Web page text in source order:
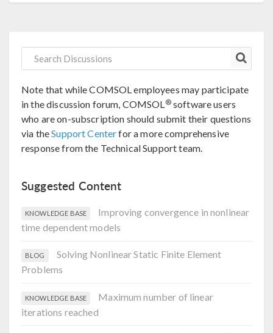
Note that while COMSOL employees may participate
in the discussion forum, COMSOL®software users
who are on-subscription should submit their questions
via theSupport Centerfor a more comprehensive
response from the Technical Support team.
Suggested Content
KNOWLEDGE BASE
Improving convergence in nonlinear
time dependent models
BLOG
Solving Nonlinear Static Finite Element
Problems
KNOWLEDGE BASE
Maximum number of linear
iterations reached